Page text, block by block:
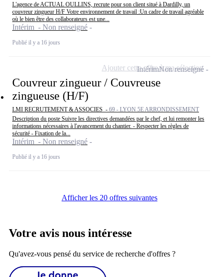
L'agence de ACTUAL OULLINS, recrute pour son client situé à Dardilly, un
couvreur zingueur H/F Votre environnement de travail :Un cadre de travail agréable
où le bien être des collaborateurs est une...
Intérim - Non renseigné
Publié il y a 16 jours
Couvreur zingueur / Couvreuse
zingueuse (H/F)
LMI RECRUTEMENT & ASSOCIES - 69 - LYON 5E ARRONDISSEMENT
Description du poste Suivre les directives demandées par le chef, et lui remonter les
informations nécessaires à l'avancement du chantier. - Respecter les règles de
sécurité - Fixation de la...
Intérim - Non renseigné
Publié il y a 16 jours
IntérimNon renseigné
Ajouter cette offre à ma sélection
Afficher les 20 offres suivantes
Votre avis nous intéresse
Qu'avez-vous pensé du service de recherche d'offres ?